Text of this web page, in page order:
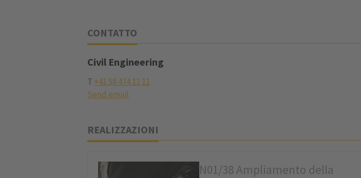
CONTATTO
Civil Engineering
T +41 58 474 11 11
Send email
REALIZZAZIONI
N01/38 Ampliamento della